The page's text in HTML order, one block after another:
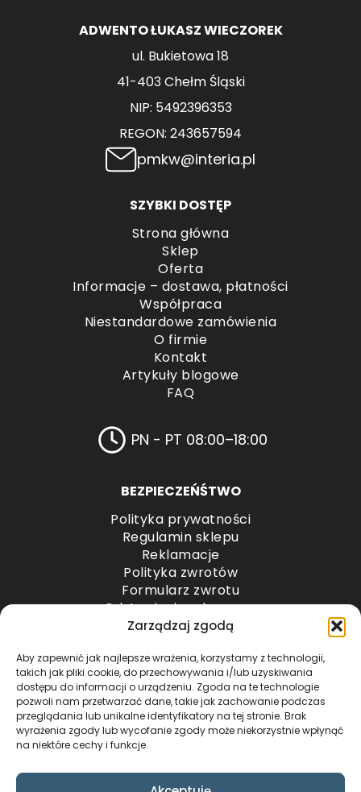
Zarządzaj zgodą
Aby zapewnić jak najlepsze wrażenia, korzystamy z technologii,
takich jak pliki cookie, do przechowywania i/lub uzyskiwania
dostępu do informacji o urządzeniu. Zgoda na te technologie
pozwoli nam przetwarzać dane, takie jak zachowanie podczas
przeglądania lub unikalne identyfikatory na tej stronie. Brak
wyrażenia zgody lub wycofanie zgody może niekorzystnie wpłynąć
na niektóre cechy i funkcje.
ADWENTO ŁUKASZ WIECZOREK
ul. Bukietowa 18
41-403 Chełm Śląski
NIP: 5492396353
REGON: 243657594
pmkw@interia.pl
SZYBKI DOSTĘP
Strona główna
Sklep
Oferta
Informacje – dostawa, płatności
Współpraca
Niestandardowe zamówienia
O firmie
Kontakt
Artykuły blogowe
FAQ
PN - PT 08:00–18:00
BEZPIECZEŃŚTWO
Polityka prywatności
Regulamin sklepu
Reklamacje
Polityka zwrotów
Formularz zwrotu
Odstąpienie od umowy
Odstąpienie od umowy – przesyłki paletowe
METODY PŁATNOŚCI